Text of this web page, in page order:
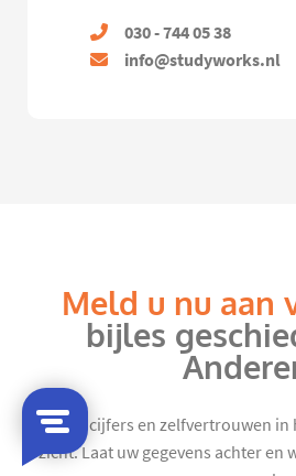
030 - 744 05 38
info@studyworks.nl
Meld u nu aan
bijles
Mooie cijfers en zelfvertrouwen
zicht. Laat uw gegevens achter en